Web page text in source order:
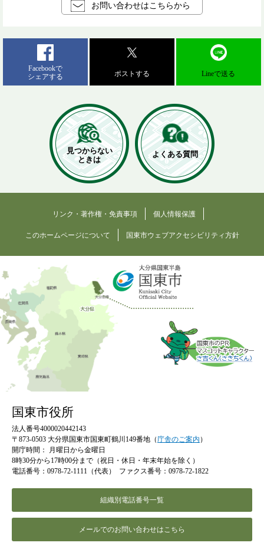
お問い合わせはこちらから
Facebookで
シェアする
ポストする Lineで送る
見つからない
ときは
よくある質問
リンク・著作権・免責事項 個人情報保護
このホームページについて 国東市ウェブアクセシビリティ方針
国東市役所
法人番号4000020442143
〒873-0503 大分県国東市国東町鶴川149番地（庁舎のご案内 ）
開庁時間：
月曜日から金曜日
8時30分から17時00分まで（祝日・休日・年末年始を除く）
電話番号：0978-72-1111（代表）
ファクス番号：0978-72-1822
組織別電話番号一覧
メールでのお問い合わせはこちら